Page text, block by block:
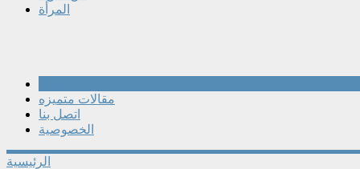
المرأة
مقالات متميزه
اتصل بنا
الخصوصية
الرئيسية